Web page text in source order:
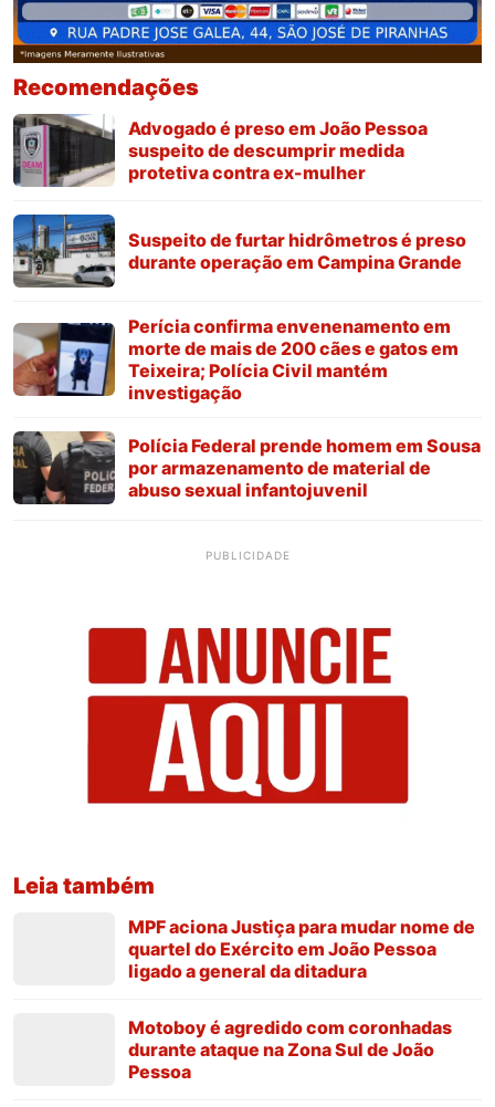
Recomendações
Advogado é preso em João Pessoa
suspeito de descumprir medida
protetiva contra ex-mulher
Suspeito de furtar hidrômetros é preso
durante operação em Campina Grande
Perícia confirma envenenamento em
morte de mais de 200 cães e gatos em
Teixeira; Polícia Civil mantém
investigação
Polícia Federal prende homem em Sousa
por armazenamento de material de
abuso sexual infantojuvenil
PUBLICIDADE
Leia também
MPF aciona Justiça para mudar nome de
quartel do Exército em João Pessoa
ligado a general da ditadura
Motoboy é agredido com coronhadas
durante ataque na Zona Sul de João
Pessoa